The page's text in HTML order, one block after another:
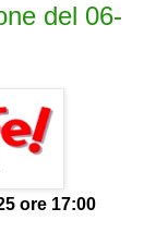
del 06-
ore 17:00